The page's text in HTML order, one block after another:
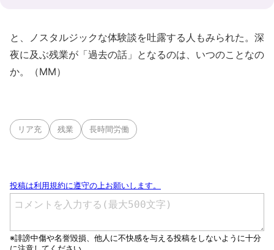
と、ノスタルジックな体験談を吐露する人もみられた。深
夜に及ぶ残業が「過去の話」となるのは、いつのことなの
か。（MM）
リア充 残業 長時間労働